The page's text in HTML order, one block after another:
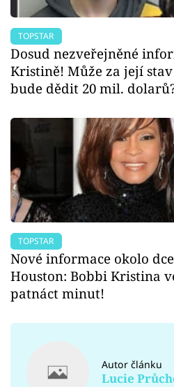
TOPSTAR
Dosud nezveřejněné
Kristině! Může za její
bude dědit 20 mil.
TOPSTAR
Nové informace okolo
Houston: Bobbi Kristina
patnáct minut!
Autor článku
Lucie